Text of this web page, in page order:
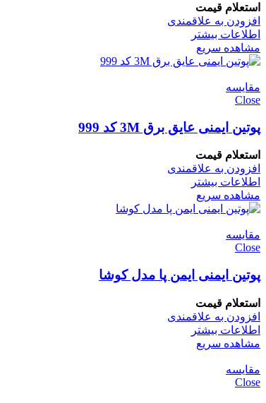
استعلام قیمت
افزودن به علاقمندی
اطلاعات بیشتر
مشاهده سریع
مقایسه
Close
پوتین ایمنی عایق برق 3M کد 999
استعلام قیمت
افزودن به علاقمندی
اطلاعات بیشتر
مشاهده سریع
مقایسه
Close
پوتین ایمنی ایمن پا مدل کوشا
استعلام قیمت
افزودن به علاقمندی
اطلاعات بیشتر
مشاهده سریع
مقایسه
Close